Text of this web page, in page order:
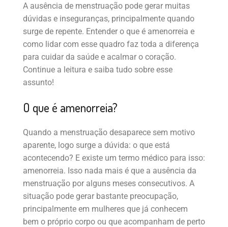
A ausência de menstruação pode gerar muitas
dúvidas e inseguranças, principalmente quando
surge de repente. Entender o que é amenorreia e
como lidar com esse quadro faz toda a diferença
para cuidar da saúde e acalmar o coração.
Continue a leitura e saiba tudo sobre esse
assunto!
O que é amenorreia?
Quando a menstruação desaparece sem motivo
aparente, logo surge a dúvida: o que está
acontecendo? E existe um termo médico para isso:
amenorreia. Isso nada mais é que a ausência da
menstruação por alguns meses consecutivos. A
situação pode gerar bastante preocupação,
principalmente em mulheres que já conhecem
bem o próprio corpo ou que acompanham de perto